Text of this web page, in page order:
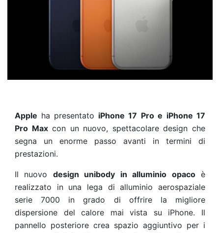
Apple ha presentato iPhone 17 Pro e iPhone 17
Pro Maxcon un nuovo, spettacolare design che
segna un enorme passo avanti in termini di
prestazioni.
Il nuovo design unibody in alluminio opacoè
realizzato in una lega di alluminio aerospaziale
serie 7000 in grado di offrire la migliore
dispersione del calore mai vista su iPhone. Il
pannello posteriore crea spazio aggiuntivo per i